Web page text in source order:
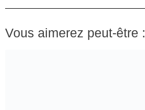
Vous aimerez peut-être :